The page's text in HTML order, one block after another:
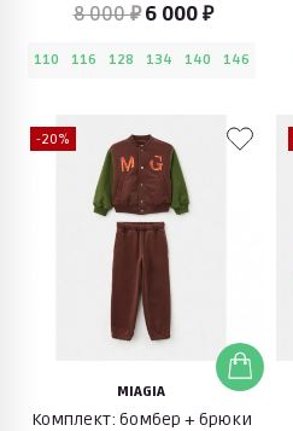
8 000 ₽ 6 000 ₽
110 116 128 134 140 146
-20%
MIAGIA
Комплект: бомбер + брюки